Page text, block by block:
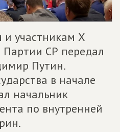
и участникам Х
СР передал
Путин.
в начале
начальник
по внутренней